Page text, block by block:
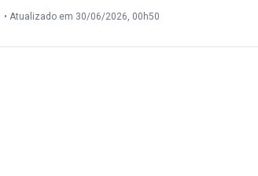
• Atualizado em 30/06/2026, 00h50